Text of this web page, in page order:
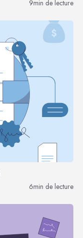
9min de lecture
6min de lecture